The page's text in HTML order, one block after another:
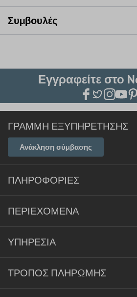
Συμβουλές
Εγγραφείτε στο
ΓΡΑΜΜΉ ΕΞΥΠΗΡΈΤΗΣΗΣ
Ανάκληση σύμβασης
ΠΛΗΡΟΦΟΡΊΕΣ
ΠΕΡΙΕΧΌΜΕΝΑ
ΥΠΗΡΕΣΊΑ
ΤΡΌΠΟΣ ΠΛΗΡΩΜΉΣ